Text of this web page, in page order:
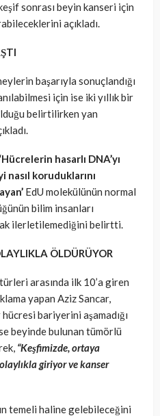
sonrası beyin kanseri için
açıkladı.
başarıyla sonuçlandığı
için ise iki yıllık bir
belirtilirken yan
‘Hücrelerin hasarlı DNA’yı
koruduklarını
EdU molekülünün normal
bilim insanları
ilerletilemediğini belirtti.
ÖLDÜRÜYOR
arasında ilk 10’a giren
yapan Aziz Sancar,
hücresi bariyerini aşamadığı
beyinde bulunan tümörlü
“Keşfimizde, ortaya
giriyor ve kanser
temeli haline gelebileceğini